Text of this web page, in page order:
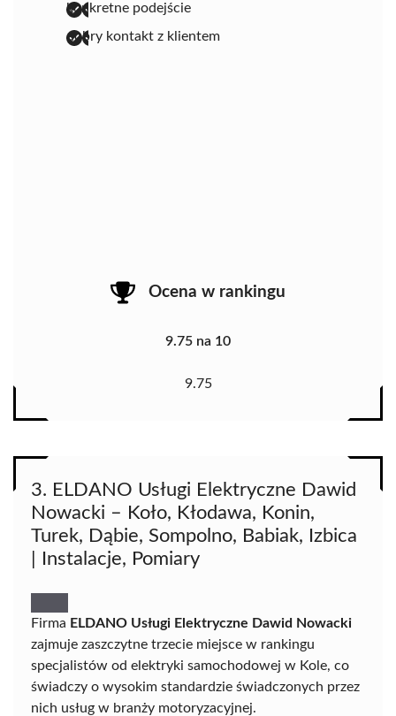
konkretne podejście
dobry kontakt z klientem
Ocena w rankingu
9.75 na 10
9.75
3. ELDANO Usługi Elektryczne Dawid
Nowacki – Koło, Kłodawa, Konin,
Turek, Dąbie, Sompolno, Babiak, Izbica
| Instalacje, Pomiary
Firma ELDANO Usługi Elektryczne Dawid Nowacki
zajmuje zaszczytne trzecie miejsce w rankingu
specjalistów od elektryki samochodowej w Kole, co
świadczy o wysokim standardzie świadczonych przez
nich usług w branży motoryzacyjnej.